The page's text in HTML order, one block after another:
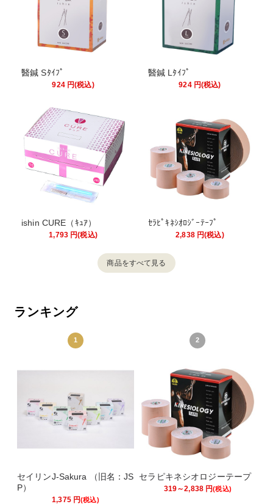
醫鍼 Sﾀｲﾌﾟ
924円(税込)
醫鍼 Lﾀｲﾌﾟ
924円(税込)
ishin CURE（ｷｭｱ）
1,793円(税込)
ｾﾗﾋﾟｷﾈｼｵﾛｼﾞｰﾃｰﾌﾟ
2,838円(税込)
商品をすべて見る
ランキング
1
セイリンJ-Sakura （旧名：JS
P）
1,375円(税込)
2
セラピキネシオロジーテープ
319～2,838円(税込)